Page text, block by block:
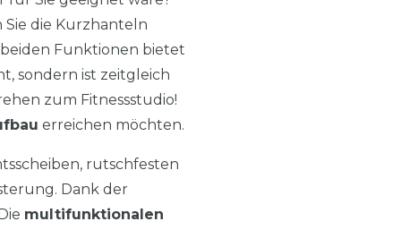
Sie die Kurzhanteln
Funktionen bietet
sondern ist zeitgleich
zum Fitnessstudio!
erreichen möchten.
rutschfesten
Dank der
multifunktionalen